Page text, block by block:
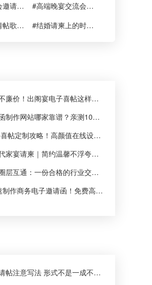
#行业交流会邀请函怎么写
#高端晚宴交流会邀请函
#婚礼电子请帖歌曲最重要的决定
#结婚请柬上的时间是由谁决定的
简约高级不廉价！出阁宴电子喜帖这样做，氛围感直接拉满
电子邀请函制作网站哪家靠谱？亲测10款平台，普通人直接抄作业
2026电子喜帖定制攻略！高颜值在线设计，小众不撞款
封神级现代家宴请柬｜简约温馨不浮夸，低成本搞定高级感家宴邀约
高端人脉圈层互通：一份合格的行业交流邀请函，决定70%到场率
1分钟快速制作商务电子邀请函！免费高颜值请柬模板任选
制作节日请帖注意写法 形式不是一成不变的